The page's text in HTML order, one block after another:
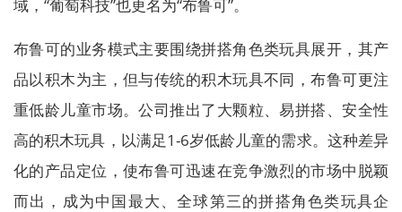
域，“葡萄科技”也更名为“布鲁可”。
布鲁可的业务模式主要围绕拼搭角色类玩具展开，其产
品以积木为主，但与传统的积木玩具不同，布鲁可更注
重低龄儿童市场。公司推出了大颗粒、易拼搭、安全性
高的积木玩具，以满足1-6岁低龄儿童的需求。这种差异
化的产品定位，使布鲁可迅速在竞争激烈的市场中脱颖
而出，成为中国最大、全球第三的拼搭角色类玩具企